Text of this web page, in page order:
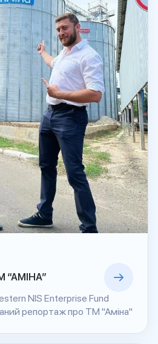
NIS Enterprise Fund
репортаж про ТМ "Аміна"